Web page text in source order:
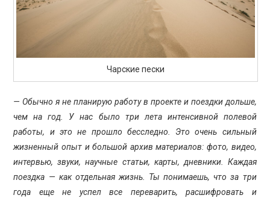
Чарские пески
— Обычно я не планирую работу в проекте и поездки дольше,
чем на год. У нас было три лета интенсивной полевой
работы, и это не прошло бесследно. Это очень сильный
жизненный опыт и большой архив материалов: фото, видео,
интервью, звуки, научные статьи, карты, дневники. Каждая
поездка — как отдельная жизнь. Ты понимаешь, что за три
года еще не успел все переварить, расшифровать и